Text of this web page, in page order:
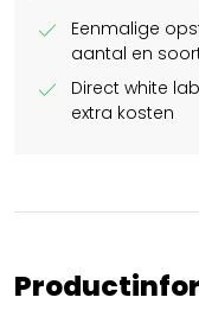
check
Eenmalige
aantal en
check
Direct white
extra kosten